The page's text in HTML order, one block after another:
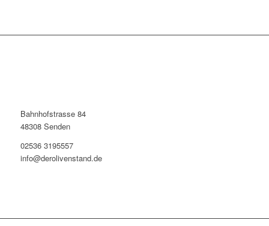
Bahnhofstrasse 84
48308 Senden
02536 3195557
info@derolivenstand.de